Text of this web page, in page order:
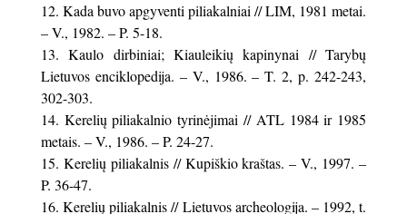
Kada buvo apgyventi piliakalniai // LIM, 1981 metai.
– V., 1982. – P. 5-18.
Kaulo dirbiniai; Kiauleikių kapinynai // Tarybų
Lietuvos enciklopedija. – V., 1986. – T. 2, p. 242-243,
302-303.
Kerelių piliakalnio tyrinėjimai // ATL 1984 ir 1985
metais. – V., 1986. – P. 24-27.
Kerelių piliakalnis // Kupiškio kraštas. – V., 1997. –
P. 36-47.
Kerelių piliakalnis // Lietuvos archeologija. – 1992, t.